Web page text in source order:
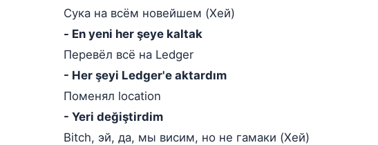
Сука на всём новейшем (Хей)
- En yeni her şeye kaltak
Перевёл всё на Ledger
- Her şeyi Ledger'e aktardım
Поменял location
- Yeri değiştirdim
Bitch, эй, да, мы висим, но не гамаки (Хей)